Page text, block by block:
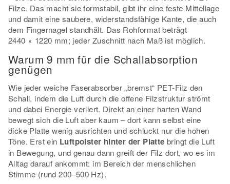
Filze. Das macht sie formstabil, gibt ihr eine feste Mittellage
und damit eine saubere, widerstandsfähige Kante, die auch
dem Fingernagel standhält. Das Rohformat beträgt
2440 × 1220 mm; jeder Zuschnitt nach Maß ist möglich.
Warum 9 mm für die Schallabsorption
genügen
Wie jeder weiche Faserabsorber „bremst“ PET-Filz den
Schall, indem die Luft durch die offene Filzstruktur strömt
und dabei Energie verliert. Direkt an einer harten Wand
bewegt sich die Luft aber kaum – dort kann selbst eine
dicke Platte wenig ausrichten und schluckt nur die hohen
Töne. Erst ein Luftpolster hinter der Platte bringt die Luft
in Bewegung, und genau dann greift der Filz dort, wo es im
Alltag darauf ankommt: im Bereich der menschlichen
Stimme (rund 200–500 Hz).